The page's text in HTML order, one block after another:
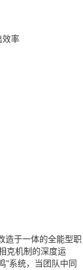
效率
造于一体的全能型职
克机制的深度运
"系统，当团队中同